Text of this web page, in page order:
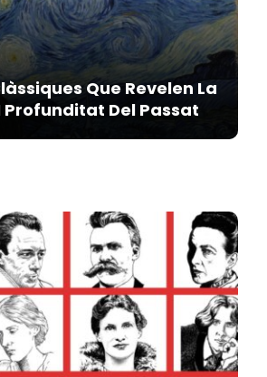
Que Revelen La
Profunditat Del Passat